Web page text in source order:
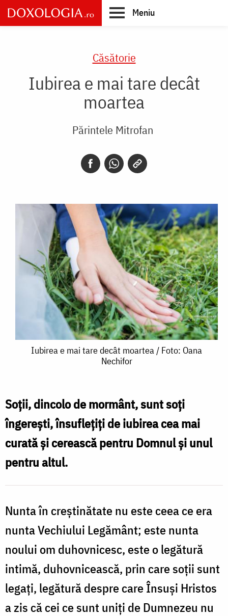
Skip
to
main
Meniu
Căsătorie
Iubirea e mai tare decât
moartea
Părintele Mitrofan
Iubirea
tare
decât
moartea
Nechifor
Iubirea e mai tare decât moartea / Foto: Oana
Nechifor
Soţii, dincolo de mormânt, sunt soţi
îngereşti, însufleţiţi de iubirea cea mai
curată și cerească pentru Domnul şi unul
pentru altul.
Nunta în creştinătate nu este ceea ce era
nunta Vechiului Legământ; este nunta
noului om duhovnicesc, este o legătură
intimă, duhovnicească, prin care soţii sunt
legați, legătură despre care Însuşi Hristos
a zis că cei ce sunt uniţi de Dumnezeu nu